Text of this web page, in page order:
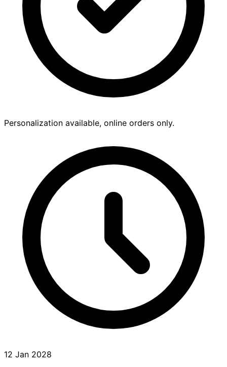
Personalization available, online orders only.
12 Jan 2028